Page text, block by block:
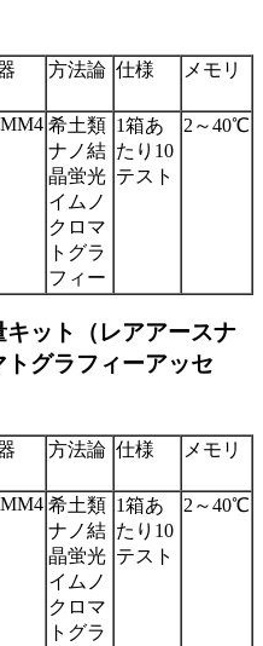
方法論 仕様 メモリ
希土類
ナノ結
晶蛍光
イムノ
クロマ
トグラ
フィー
1箱あ
たり10
テスト
2～40℃
ット（レアアースナ
グラフィーアッセ
方法論 仕様 メモリ
希土類
ナノ結
晶蛍光
イムノ
クロマ
トグラ
1箱あ
たり10
テスト
2～40℃